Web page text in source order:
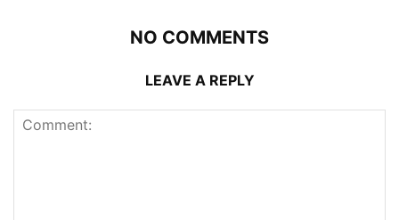
NO COMMENTS
LEAVE A REPLY